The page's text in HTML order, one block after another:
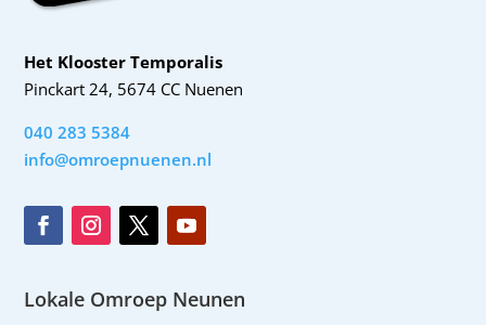
Het Klooster Temporalis
Pinckart 24, 5674 CC Nuenen
040 283 5384
info@omroepnuenen.nl
Lokale Omroep Neunen